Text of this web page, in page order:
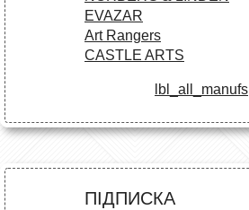
EVAZAR
Art Rangers
CASTLE ARTS
lbl_all_manufs
ПІДПИСКА